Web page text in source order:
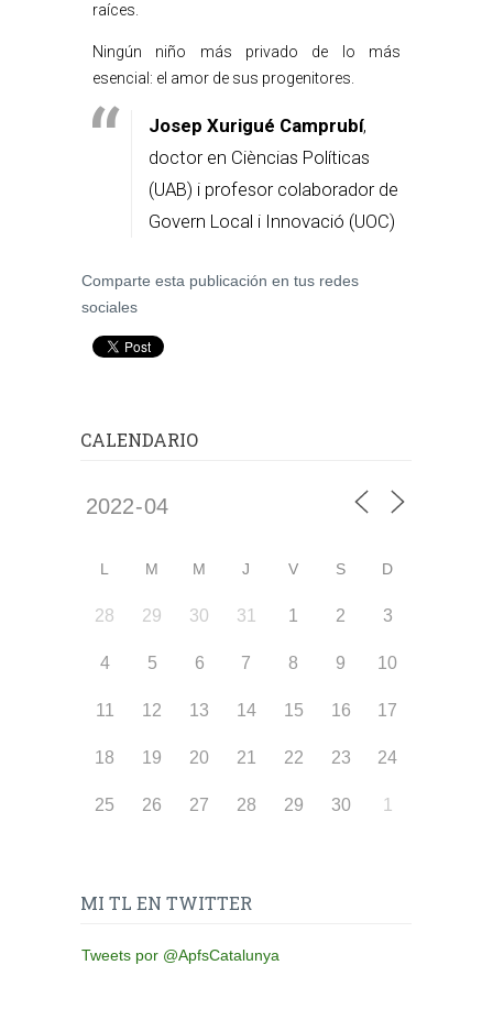
raíces.
Ningún niño más privado de lo más
esencial: el amor de sus progenitores.
Josep Xurigué Camprubí,
doctor en Cièncias Políticas
(UAB) i profesor colaborador de
Govern Local i Innovació (UOC)
Comparte esta publicación en tus redes
sociales
CALENDARIO
L M M J V S D
28 29 30 31 1 2 3
4 5 6 7 8 9 10
11 12 13 14 15 16 17
18 19 20 21 22 23 24
25 26 27 28 29 30 1
MI TL EN TWITTER
Tweets por @ApfsCatalunya